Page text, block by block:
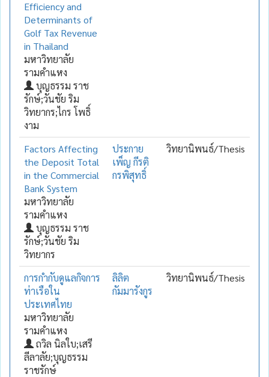
Efficiency and
Determinants of
Golf Tax Revenue
in Thailand
มหาวิทยาลัย
รามคำแหง
บุญธรรม ราช
รักษ์;วันชัย ริม
วิทยากร;ไกร โพธิ์
งาม
Factors Affecting
the Deposit Total
in the Commercial
Bank System
มหาวิทยาลัย
รามคำแหง
บุญธรรม ราช
รักษ์;วันชัย ริม
วิทยากร
ประกาย
เพ็ญ กีรติ
กรพิสุทธิ์
วิทยานิพนธ์/Thesis
การกำกับดูแลกิจการ
ท่าเรือใน
ประเทศไทย
มหาวิทยาลัย
รามคำแหง
ถวิล นิลใบ;เสรี
ลีลาลัย;บุญธรรม
ราชรักษ์
ลิลิต
กัมมารังกูร
วิทยานิพนธ์/Thesis